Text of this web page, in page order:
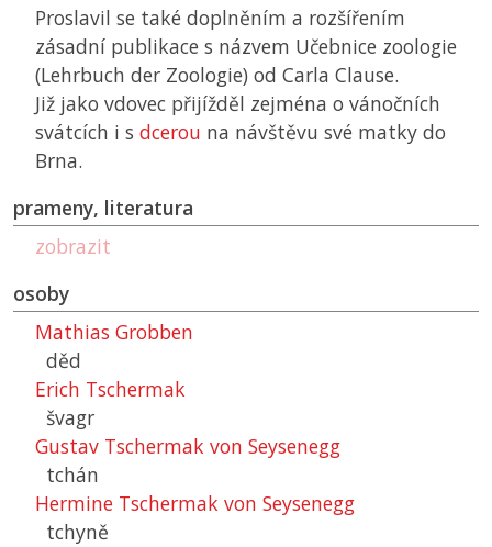
Proslavil se také doplněním a rozšířením
zásadní publikace s názvem Učebnice zoologie
(Lehrbuch der Zoologie) od Carla Clause.
Již jako vdovec přijížděl zejména o vánočních
svátcích i s dcerou na návštěvu své matky do
Brna.
prameny, literatura
zobrazit
osoby
Mathias Grobben
děd
Erich Tschermak
švagr
Gustav Tschermak von Seysenegg
tchán
Hermine Tschermak von Seysenegg
tchyně